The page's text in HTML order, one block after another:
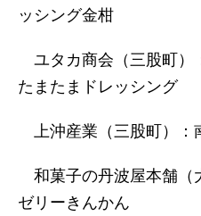
ッシング金柑
ユタカ商会（三股町）
たまたまドレッシング
上沖産業（三股町）：
和菓子の丹波屋本舗（
ゼリーきんかん